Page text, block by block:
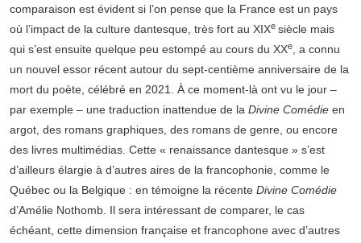
comparaison est évident si l’on pense que la France est un pays
où l’impact de la culture dantesque, très fort au XIXe siècle mais
qui s’est ensuite quelque peu estompé au cours du XXe, a connu
un nouvel essor récent autour du sept-centième anniversaire de la
mort du poète, célébré en 2021. À ce moment-là ont vu le jour –
par exemple – une traduction inattendue de la Divine Comédie en
argot, des romans graphiques, des romans de genre, ou encore
des livres multimédias. Cette « renaissance dantesque » s’est
d’ailleurs élargie à d’autres aires de la francophonie, comme le
Québec ou la Belgique : en témoigne la récente Divine Comédie
d’Amélie Nothomb. Il sera intéressant de comparer, le cas
échéant, cette dimension française et francophone avec d’autres